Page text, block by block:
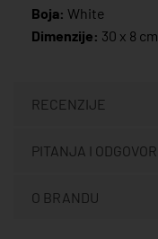
Boja: White
Dimenzije: 30 x 8 cm
RECENZIJE
PITANJA I ODGOVORI
O BRANDU